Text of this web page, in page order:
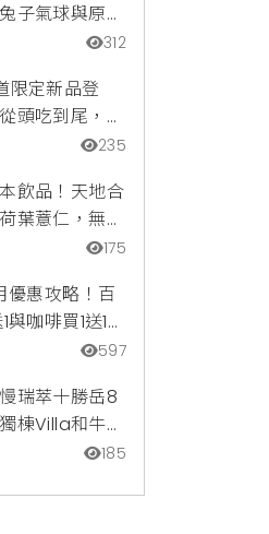
子氣球與原創
裝享8折優惠312
限定新品登
頭吃到尾，鹹
開吃，滿額再
235
飲品！天地合
葉薏仁，無咖
鬆喝無負擔175
惠攻略！百
咖啡買1送1熱
2杯85元起597
瑞萃十勝岳8
棟Villa和牛火
台日職人體驗
185